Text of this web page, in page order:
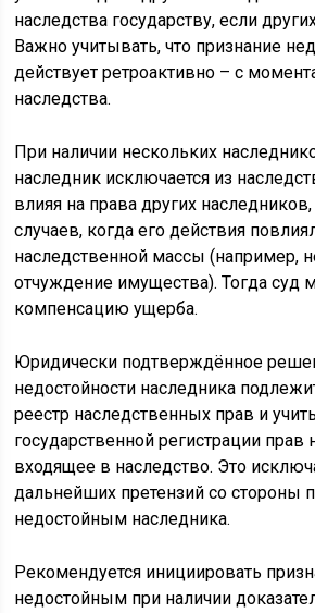
наследства государству, если
Важно учитывать, что признание
действует ретроактивно – с
наследства.
При наличии нескольких
наследник исключается из
влияя на права других
случаев, когда его действия
наследственной массы (например,
отчуждение имущества). Тогда суд
компенсацию ущерба.
Юридически подтверждённое
недостойности наследника
реестр наследственных прав и
государственной регистрации прав
входящее в наследство. Это
дальнейших претензий со стороны
недостойным наследника.
Рекомендуется инициировать
недостойным при наличии